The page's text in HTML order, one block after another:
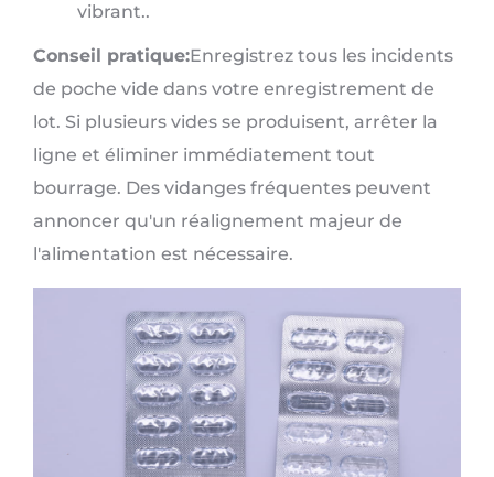
vibrant..
Conseil pratique:Enregistrez tous les incidents
de poche vide dans votre enregistrement de
lot. Si plusieurs vides se produisent, arrêter la
ligne et éliminer immédiatement tout
bourrage. Des vidanges fréquentes peuvent
annoncer qu'un réalignement majeur de
l'alimentation est nécessaire.